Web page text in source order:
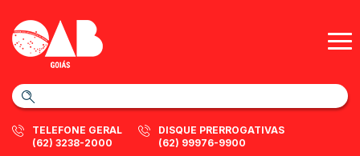
TELEFONE GERAL
(62) 3238-2000
DISQUE PRERROGATIVAS
(62) 99976-9900